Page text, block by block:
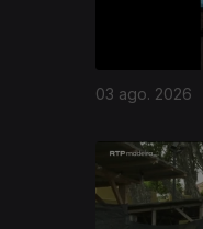
03 ago. 2026
945293